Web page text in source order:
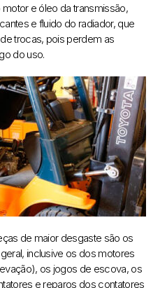
e óleo da transmissão,
e fluido do radiador, que
trocas, pois perdem as
do uso.
de maior desgaste são os
inclusive os dos motores
os jogos de escova, os
e reparos dos contatores